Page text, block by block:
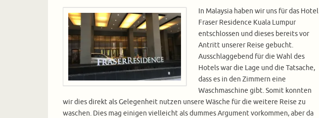
In Malaysia haben wir uns für das Hotel
Fraser Residence Kuala Lumpur
entschlossen und dieses bereits vor
Antritt unserer Reise gebucht.
Ausschlaggebend für die Wahl des
Hotels war die Lage und die Tatsache,
dass es in den Zimmern eine
Waschmaschine gibt. Somit konnten
wir dies direkt als Gelegenheit nutzen unsere Wäsche für die weitere Reise zu
waschen. Dies mag einigen vielleicht als dummes Argument vorkommen, aber da